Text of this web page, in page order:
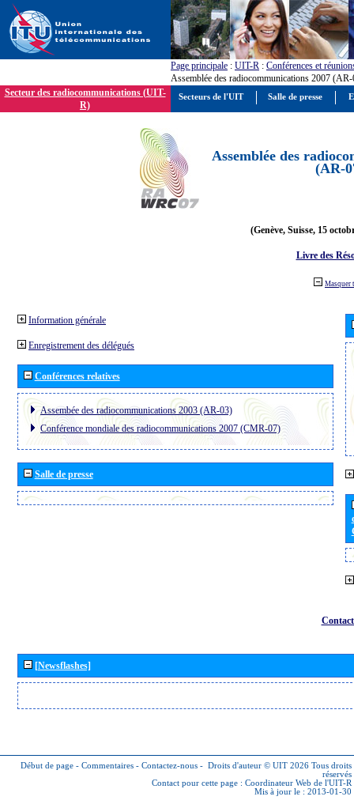
Page principale : UIT-R : Conférences et
Assemblée des radiocommunications 2007
Secteur des radiocommunications (UIT-
R)
Assemblée des
(AR-
(Genève, Suisse, 15
Livre des
Masquer
Information générale
Enregistrement des délégués
Conférences relatives
Assembée des radiocommunications 2003 (AR-03)
Conférence mondiale des radiocommunications 2007 (CMR-07)
Salle de presse
[Newsflashes]
Début de page - Commentaires - Contactez-nous - Droits d'auteur © UIT 2026 Tous droits
réservés
Contact pour cette page : Coordinateur Web de l'UIT-R
Mis à jour le : 2013-01-30
Secteurs de l'UIT Salle de presse